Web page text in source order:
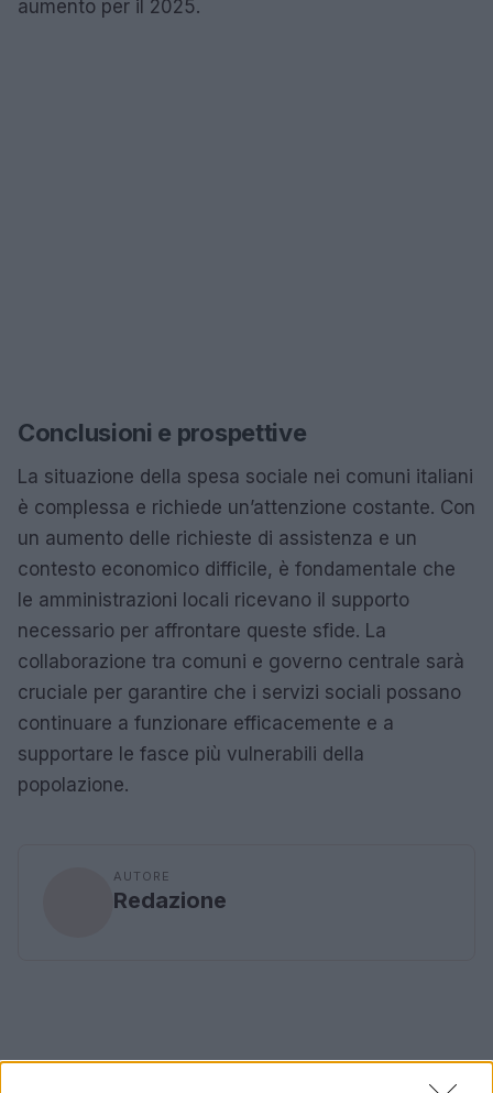
aumento per il 2025.
Conclusioni e prospettive
La situazione della spesa sociale nei comuni italiani
è complessa e richiede un’attenzione costante. Con
un aumento delle richieste di assistenza e un
contesto economico difficile, è fondamentale che
le amministrazioni locali ricevano il supporto
necessario per affrontare queste sfide. La
collaborazione tra comuni e governo centrale sarà
cruciale per garantire che i servizi sociali possano
continuare a funzionare efficacemente e a
supportare le fasce più vulnerabili della
popolazione.
AUTORE
Redazione